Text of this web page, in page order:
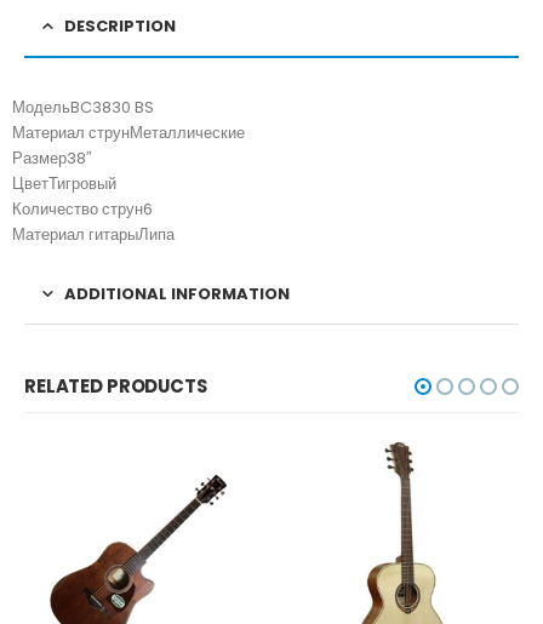
DESCRIPTION
МодельBC3830 BS
Материал струнМеталлические
Размер38″
ЦветТигровый
Количество струн6
Материал гитарыЛипа
ADDITIONAL INFORMATION
RELATED PRODUCTS